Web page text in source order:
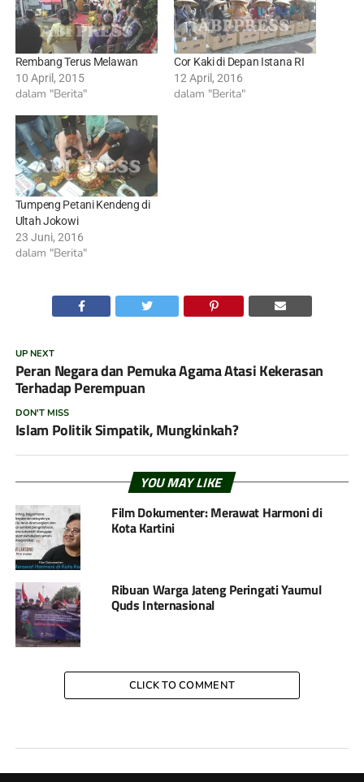
Rembang Terus Melawan
10 April, 2015
dalam "Berita"
Cor Kaki di Depan Istana RI
12 April, 2016
dalam "Berita"
Tumpeng Petani Kendeng di
Ultah Jokowi
23 Juni, 2016
dalam "Berita"
UP NEXT
Peran Negara dan Pemuka Agama Atasi Kekerasan
Terhadap Perempuan
DON'T MISS
Islam Politik Simpatik, Mungkinkah?
YOU MAY LIKE
Film Dokumenter: Merawat Harmoni di
Kota Kartini
Ribuan Warga Jateng Peringati Yaumul
Quds Internasional
CLICK TO COMMENT